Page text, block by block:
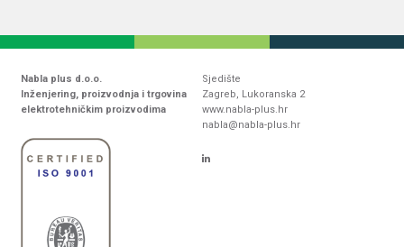
Nabla plus d.o.o.
Inženjering, proizvodnja i trgovina
elektrotehničkim proizvodima
Sjedište
Zagreb, Lukoranska 2
www.nabla-plus.hr
nabla@nabla-plus.hr